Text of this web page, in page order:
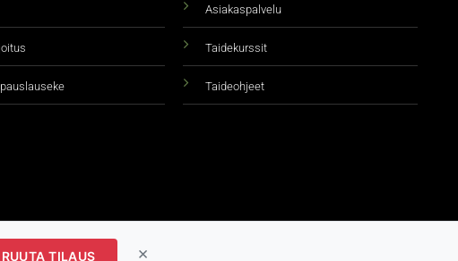
Asiakaspalvelu
Taidekurssit
Taideohjeet
TILAUS ×